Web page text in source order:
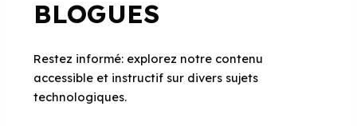
BLOGUES
Restez informé: explorez notre contenu
accessible et instructif sur divers sujets
technologiques.